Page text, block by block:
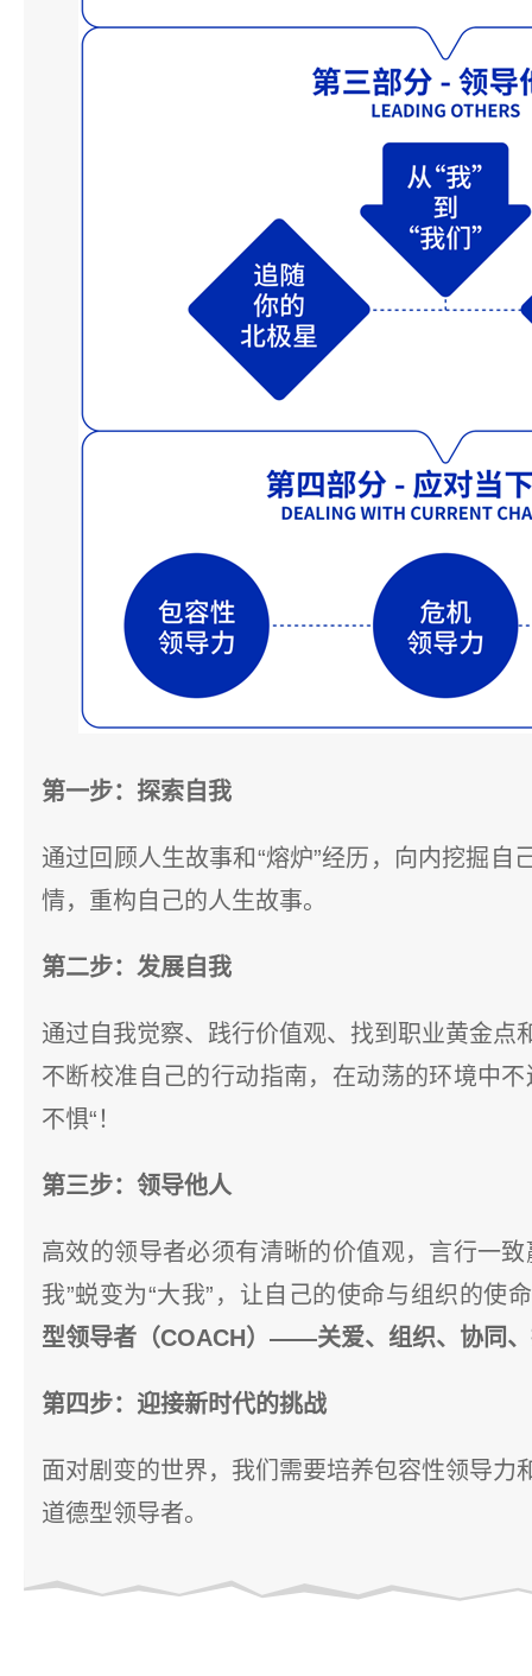
第一步：探索自我
通过回顾人生故事和“熔炉”经历，向内挖掘自
情，重构自己的人生故事。
第二步：发展自我
通过自我觉察、践行价值观、找到职业黄金点
不断校准自己的行动指南，在动荡的环境中
不惧“！
第三步：领导他人
高效的领导者必须有清晰的价值观，言行一
我”蜕变为“大我”，让自己的使命与组织的使
型领导者（COACH）——关爱、组织、协同
第四步：迎接新时代的挑战
面对剧变的世界，我们需要培养包容性领导力
道德型领导者。